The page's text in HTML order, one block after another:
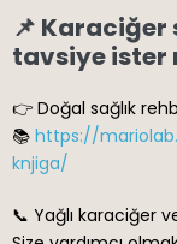
📌 Karaciğer
tavsiye ister
👉 Doğal sağlık
📚 https://
knjiga/
📞 Yağlı karaciğer